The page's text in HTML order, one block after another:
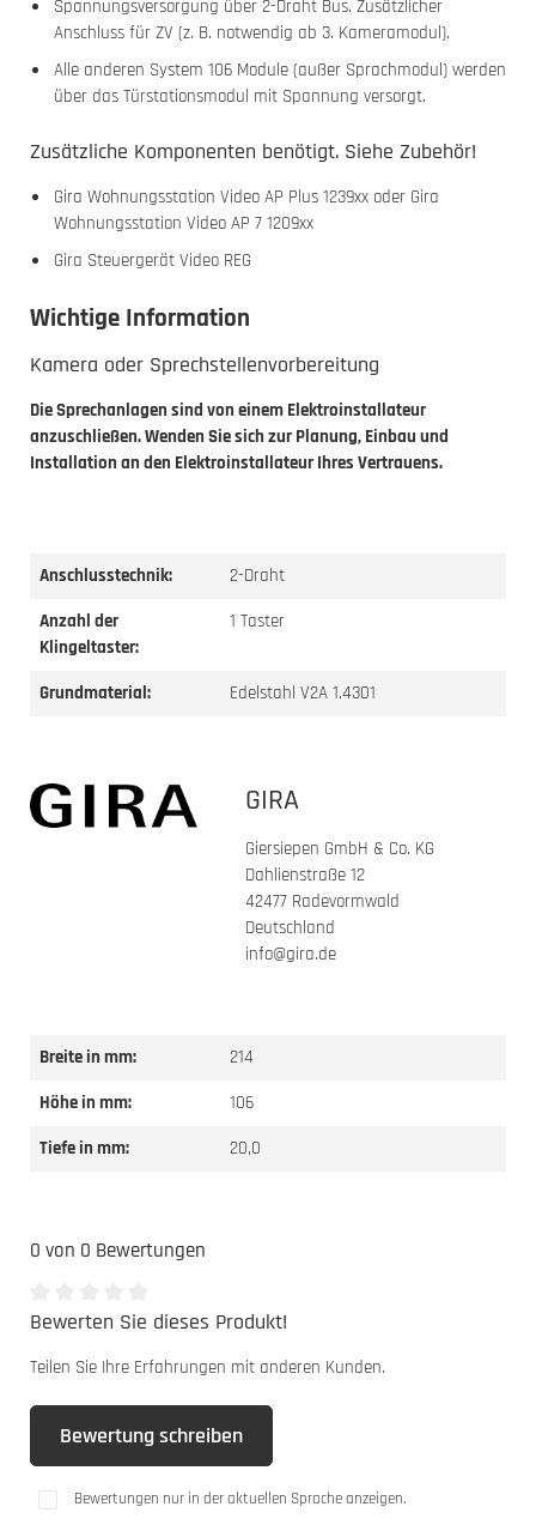
Spannungsversorgung über 2-Draht Bus. Zusätzlicher
Anschluss für ZV (z. B. notwendig ab 3. Kameramodul).
Alle anderen System 106 Module (außer Sprachmodul) werden
über das Türstationsmodul mit Spannung versorgt.
Zusätzliche Komponenten benötigt. Siehe Zubehör!
Gira Wohnungsstation Video AP Plus 1239xx oder Gira
Wohnungsstation Video AP 7 1209xx
Gira Steuergerät Video REG
Wichtige Information
Kamera oder Sprechstellenvorbereitung
Die Sprechanlagen sind von einem Elektroinstallateur
anzuschließen. Wenden Sie sich zur Planung, Einbau und
Installation an den Elektroinstallateur Ihres Vertrauens.
Anschlusstechnik:
2-Draht
Anzahl der
Klingeltaster:
1 Taster
Grundmaterial: Edelstahl V2A 1.4301
GIRA
Giersiepen GmbH & Co. KG
Dahlienstraße 12
42477 Radevormwald
Deutschland
info@gira.de
Breite in mm:
214
Höhe in mm:
106
Tiefe in mm:
20,0
0 von 0 Bewertungen
Durchschnittliche Bewertung von 0 von 5 Sternen
Bewerten Sie dieses Produkt!
Teilen Sie Ihre Erfahrungen mit anderen Kunden.
Bewertung schreiben
Bewertungen nur in der aktuellen Sprache anzeigen.